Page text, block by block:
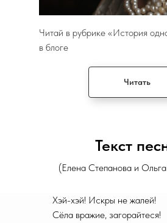
Читай в рубрике «История
в блоге
Читать
Текст
(Елена Степанова и
Хэй-хэй! Искры не жалей!
Сёла вражие, загорайтеся!